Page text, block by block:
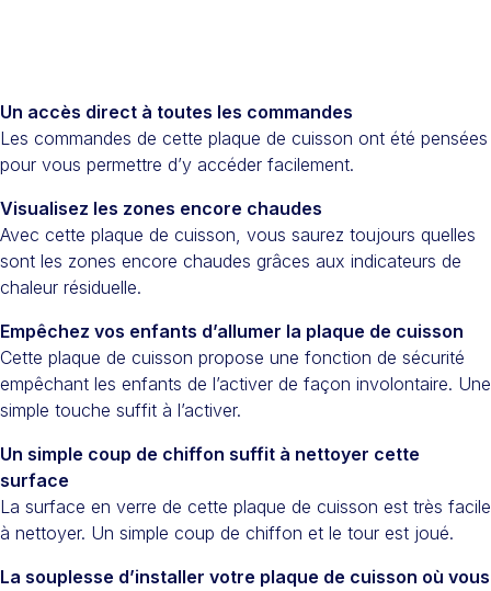
Un accès direct à toutes les commandes
Les commandes de cette plaque de cuisson ont été pensées
pour vous permettre d’y accéder facilement.
Visualisez les zones encore chaudes
Avec cette plaque de cuisson, vous saurez toujours quelles
sont les zones encore chaudes grâces aux indicateurs de
chaleur résiduelle.
Empêchez vos enfants d’allumer la plaque de cuisson
Cette plaque de cuisson propose une fonction de sécurité
empêchant les enfants de l’activer de façon involontaire. Une
simple touche suffit à l’activer.
Un simple coup de chiffon suffit à nettoyer cette
surface
La surface en verre de cette plaque de cuisson est très facile
à nettoyer. Un simple coup de chiffon et le tour est joué.
La souplesse d’installer votre plaque de cuisson où vous